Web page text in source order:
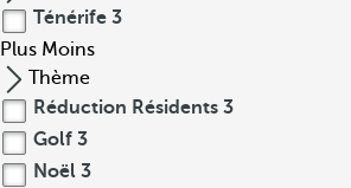
Ténérife 3
Plus Moins
Thème
Réduction Résidents 3
Golf 3
Noël 3